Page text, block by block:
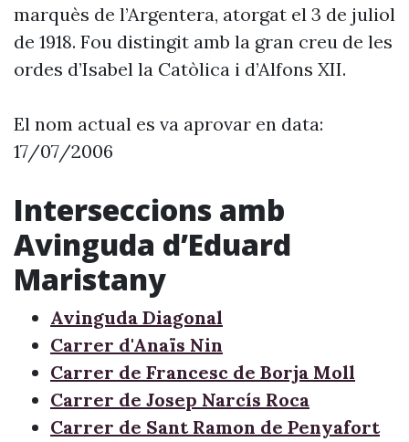
marquès de l’Argentera, atorgat el 3 de juliol
de 1918. Fou distingit amb la gran creu de les
ordes d’Isabel la Catòlica i d’Alfons XII.
El nom actual es va aprovar en data:
17/07/2006
Interseccions amb
Avinguda d’Eduard
Maristany
Avinguda Diagonal
Carrer d'Anaïs Nin
Carrer de Francesc de Borja Moll
Carrer de Josep Narcís Roca
Carrer de Sant Ramon de Penyafort